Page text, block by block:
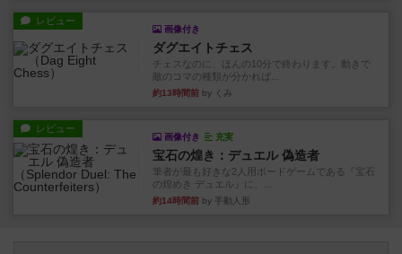
レビュー
画像付き
ダグエイトチェス
チェスなのに、ほんの10分で終わります。動きで
敵のコマの種類が分かれば...
約13時間前 by くみ
レビュー
画像付き 充実
宝石の煌き：デュエル 偽造者
筆者が最も好きな2人用ボードゲームである『宝石
の煌めき デュエル』に、...
約14時間前 by 手動人形